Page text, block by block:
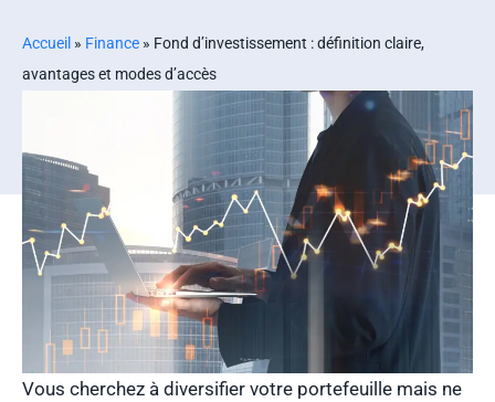
Accueil » Finance » Fond d’investissement : définition claire,
avantages et modes d’accès
Vous cherchez à diversifier votre portefeuille mais ne